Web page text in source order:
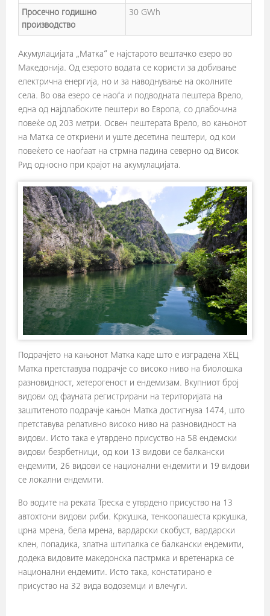
Просечно годишно
производство
30 GWh
Акумулацијата „Матка“ е најстарото вештачко езеро во
Македонија. Од езерото водата се користи за добивање
електрична енергија, но и за наводнување на околните
села. Во ова езеро се наоѓа и подводната пештера Врело,
една од најдлабоките пештери во Европа, со длабочина
повеќе од 203 метри. Освен пештерата Врело, во кањонот
на Матка се откриени и уште десетина пештери, од кои
повеќето се наоѓаат на стрмна падина северно од Висок
Рид односно при крајот на акумулацијата.
Подрачјето на кањонот Матка каде што е изградена ХЕЦ
Матка претставува подрачје со високо ниво на биолошка
разновидност, хетерогеност и ендемизам. Вкупниот број
видови од фауната регистрирани на територијата на
заштитеното подрачје кањон Матка достигнува 1474, што
претставува релативно високо ниво на разновидност на
видови. Исто така е утврдено присуство на 58 ендемски
видови безрбетници, од кои 13 видови се балкански
ендемити, 26 видови се национални ендемити и 19 видови
се локални ендемити.
Во водите на реката Треска е утврдено присуство на 13
автохтони видови риби. Кркушка, тенкоопашеста кркушка,
црна мрена, бела мрена, вардарски скобуст, вардарски
клен, попадика, златна штипалка се балкански ендемити,
додека видовите македонска пастрмка и вретенарка се
национални ендемити. Исто така, констатирано е
присуство на 32 вида водоземци и влечуги.